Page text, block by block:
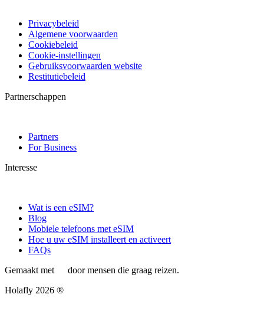
Privacybeleid
Algemene voorwaarden
Cookiebeleid
Cookie-instellingen
Gebruiksvoorwaarden website
Restitutiebeleid
Partnerschappen
Partners
For Business
Interesse
Wat is een eSIM?
Blog
Mobiele telefoons met eSIM
Hoe u uw eSIM installeert en activeert
FAQs
Gemaakt met
door mensen die graag reizen.
Holafly 2026 ®